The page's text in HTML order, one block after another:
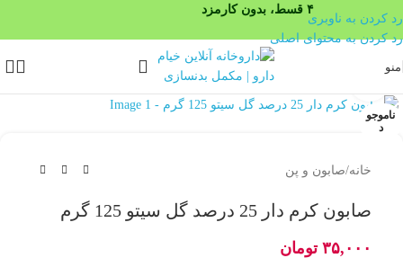
۴ قسط، بدون کارمزد
رد کردن به ناوبری
رد کردن به محتوای اصلی
منو
ناموجو
د
بزرگنمایی تصویر
خانه/صابون و پن
صابون کرم دار 25 درصد گل سیتو 125 گرم
۳۵,۰۰۰ تومان